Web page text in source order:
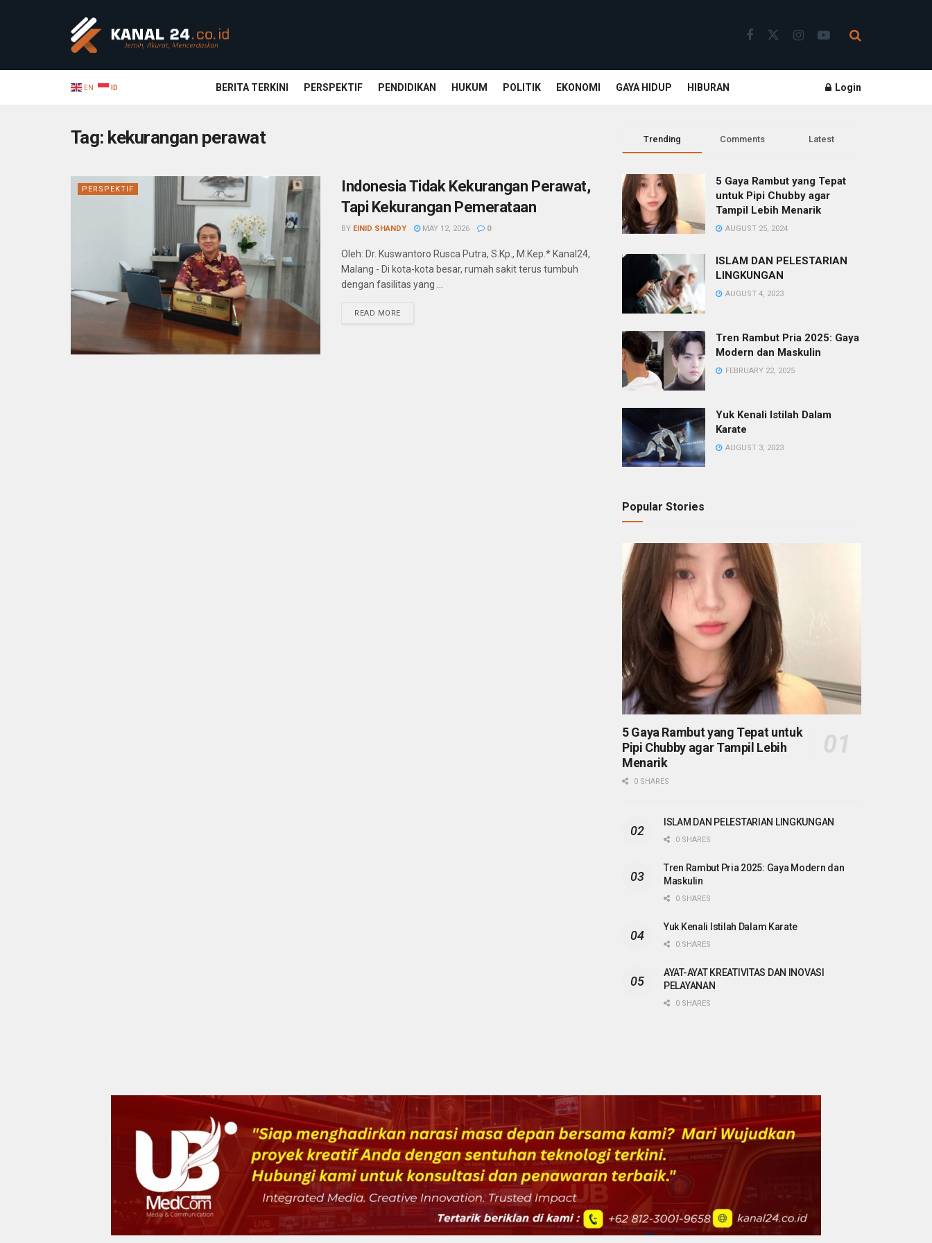
EN ID BERITA TERKINI PERSPEKTIF PENDIDIKAN HUKUM POLITIK EKONOMI GAYA HIDUP HIBURAN Login
Tag: kekurangan perawat
PERSPEKTIF
Indonesia Tidak Kekurangan Perawat,
Tapi Kekurangan Pemerataan
BY EINID SHANDY MAY 12, 2026 0
Oleh: Dr. Kuswantoro Rusca Putra, S.Kp., M.Kep.* Kanal24,
Malang - Di kota-kota besar, rumah sakit terus tumbuh
dengan fasilitas yang ...
READ MORE
Trending Comments Latest
5 Gaya Rambut yang Tepat
untuk Pipi Chubby agar
Tampil Lebih Menarik
AUGUST 25, 2024
ISLAM DAN PELESTARIAN
LINGKUNGAN
AUGUST 4, 2023
Tren Rambut Pria 2025: Gaya
Modern dan Maskulin
FEBRUARY 22, 2025
Yuk Kenali Istilah Dalam
Karate
AUGUST 3, 2023
Popular Stories
5 Gaya Rambut yang Tepat untuk
Pipi Chubby agar Tampil Lebih
Menarik
0 SHARES
ISLAM DAN PELESTARIAN LINGKUNGAN
0 SHARES
Tren Rambut Pria 2025: Gaya Modern dan
Maskulin
0 SHARES
Yuk Kenali Istilah Dalam Karate
0 SHARES
AYAT-AYAT KREATIVITAS DAN INOVASI
PELAYANAN
0 SHARES